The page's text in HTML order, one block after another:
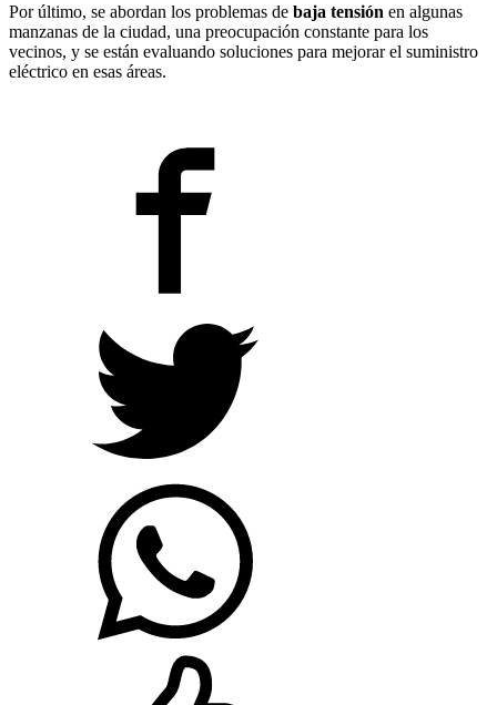
Por último, se abordan los problemas de baja tensión en algunas
manzanas de la ciudad, una preocupación constante para los
vecinos, y se están evaluando soluciones para mejorar el suministro
eléctrico en esas áreas.